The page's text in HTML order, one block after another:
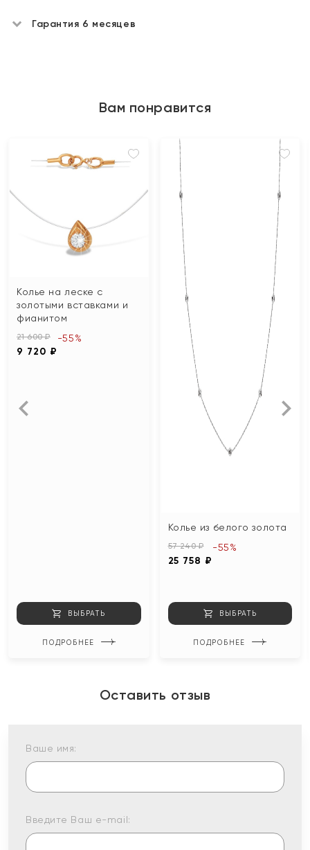
Гарантия 6 месяцев
Вам понравится
Колье на леске с
золотыми вставками и
фианитом
21 600 ₽
9 720 ₽
-55%
ВЫБРАТЬ
ПОДРОБНЕЕ
Колье из белого золота
57 240 ₽
25 758 ₽
-55%
ВЫБРАТЬ
ПОДРОБНЕЕ
Оставить отзыв
Ваше имя:
Введите Ваш e-mail: